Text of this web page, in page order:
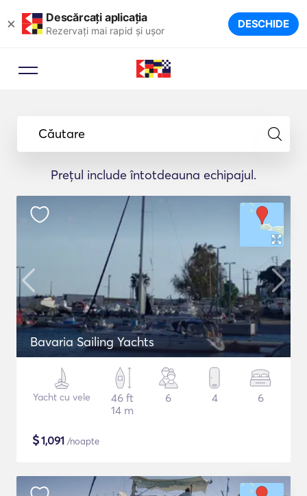
× Descărcați aplicația
Rezervați mai rapid și ușor DESCHIDE
Căutare
Prețul include întotdeauna echipajul.
Bavaria Sailing Yachts
Yacht cu vele
46 ft
14 m
6 4 6
$1,091 /noapte